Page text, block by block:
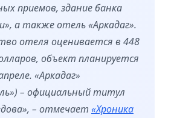
приемов, здание банка
а также отель «Аркадаг».
отеля оценивается в 448
объект планируется
«Аркадаг»
– официальный титул
– отмечает «Хроника